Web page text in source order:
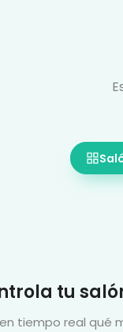
tu
tiempo real qué